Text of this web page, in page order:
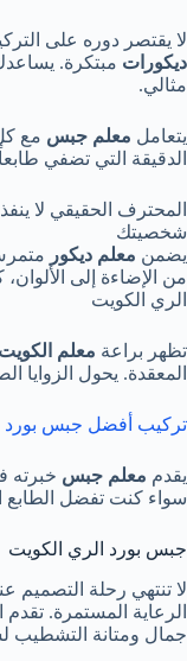
لا يقتصر دوره على
ديكورات مبتكرة.
مثالي.
يتعامل معلم جبس مع
الدقيقة التي تضفي
المحترف الحقيقي لا
شخصيتك
يضمن معلم ديكور
من الإضاءة إلى
الري الكويت
تظهر براعة معلم الكويت
المعقدة. يحول
تركيب أفضل جبس بورد
يقدم معلم جبس خبرته
سواء كنت تفضل الطابع
جبس بورد الري الكويت
لا تنتهي رحلة التصميم
الرعاية المستمرة.
جمال ومتانة التشطيب